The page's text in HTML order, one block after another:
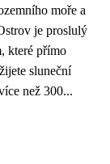
moře a
je proslulý
které přímo
sluneční
než 300...